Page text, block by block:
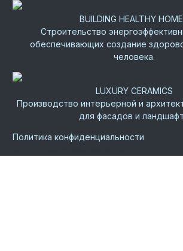
BUILDING HEALTHY
Строительство
обеспечивающих создание
человека.
LUXURY CERAMICS
Производство интерьерной и
для фасадов и
Политика конфиденциальности